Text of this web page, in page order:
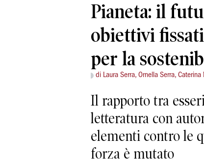
Pianeta: il
obiettivi
per la
di Laura Serra, Ornella Serra, Caterina
Il rapporto tra
letteratura con
elementi contro le
forza è mutato